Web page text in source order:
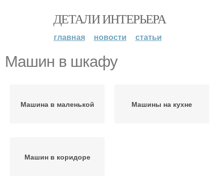
ДЕТАЛИ ИНТЕРЬЕРА
главная новости статьи
Машин в шкафу
Машина в маленькой Машины на кухне
Машин в коридоре